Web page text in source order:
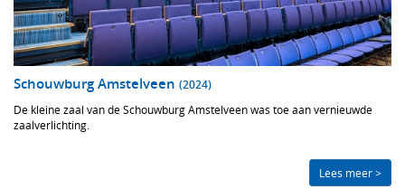
Schouwburg Amstelveen (2024)
De kleine zaal van de Schouwburg Amstelveen was toe aan vernieuwde
zaalverlichting.
Lees meer >